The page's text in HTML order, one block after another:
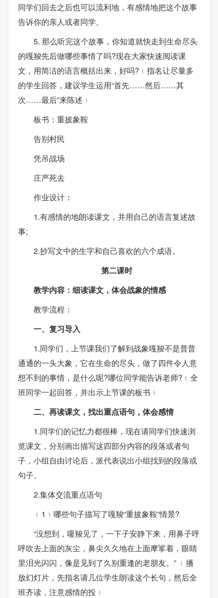
同学们回去之后也可以流利地，有感情地把这个故事
告诉你的亲人或者同学。
5. 那么听完这个故事，你知道就快走到生命尽头
的嘎羧先后做哪些事情了吗?现在大家快速阅读课
文，用简洁的语言概括出来，好吗?﹙指名让尽量多
的学生回答，建议学生运用“首先……然后……其
次……最后”来陈述﹚
板书：重披象鞍
告别村民
凭吊战场
庄严死去
作业设计：
1.有感情的地朗读课文，并用自己的语言复述故
事;
2.抄写文中的生字和自己喜欢的六个成语。
第二课时
教学内容：细读课文，体会战象的情感
教学流程：
一、复习导入
1.同学们，上节课我们了解到战象嘎羧不是普普
通通的一头大象，它在生命的尽头，做了四件令人意
想不到的事情，是什么呢?哪位同学能告诉老师?﹙全
班同学一起回答，并出示上节课的板书﹚
二、再读课文，找出重点语句，体会感情
1.同学们的记忆力都很棒，现在请同学们快速浏
览课文，分别画出描写这四部分内容的段落或者句
子，小组自由讨论后，派代表说出小组找到的段落或
句子。
2.集体交流重点语句
﹙1﹚哪些句子描写了嘎羧“重披象鞍”情景?
“没想到，嗄羧见了，一下子安静下来，用鼻子呼
呼吹去上面的灰尘，鼻尖久久地在上面摩挲着，眼睛
里泪光闪闪，像是见到了久别重逢的老朋友。” ﹙播
放幻灯片，先指名请几位学生朗读这个长句，然后全
班齐读，注意感情的投﹚